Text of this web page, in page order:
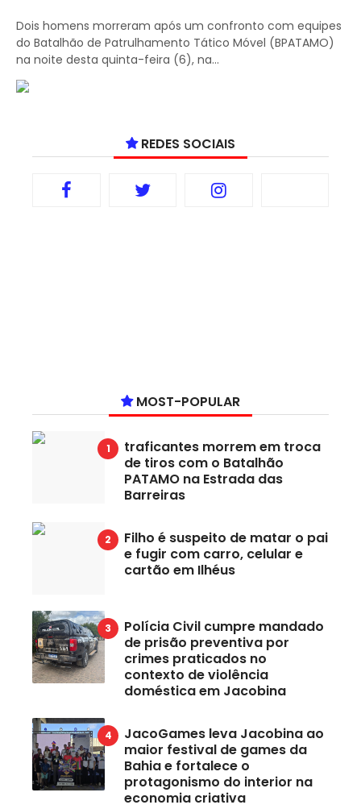
Dois homens morreram após um confronto com equipes
do Batalhão de Patrulhamento Tático Móvel (BPATAMO)
na noite desta quinta-feira (6), na...
REDES SOCIAIS
MOST-POPULAR
traficantes morrem em troca
de tiros com o Batalhão
PATAMO na Estrada das
Barreiras
Filho é suspeito de matar o pai
e fugir com carro, celular e
cartão em Ilhéus
Polícia Civil cumpre mandado
de prisão preventiva por
crimes praticados no
contexto de violência
doméstica em Jacobina
JacoGames leva Jacobina ao
maior festival de games da
Bahia e fortalece o
protagonismo do interior na
economia criativa